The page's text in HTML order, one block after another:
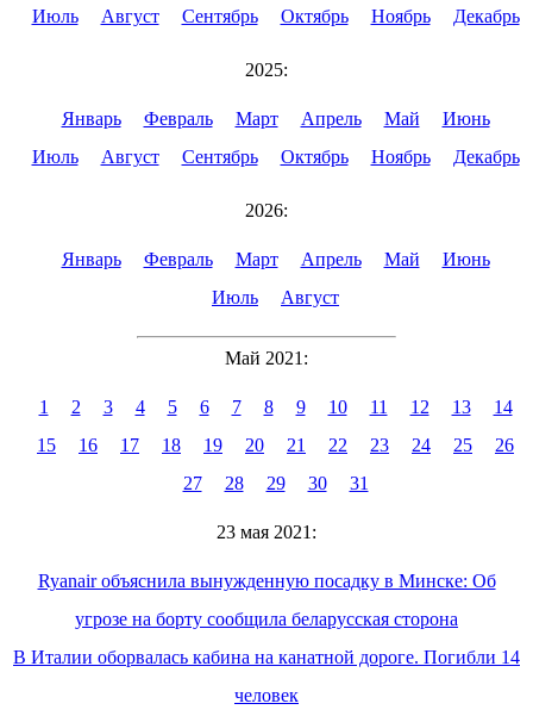
Июль
Август Сентябрь Октябрь Ноябрь Декабрь
2025:
Январь Февраль Март Апрель Май
Июнь
Июль
Август Сентябрь Октябрь Ноябрь Декабрь
2026:
Январь Февраль Март Апрель Май
Июнь
Июль
Август
Май 2021:
1 2 3 4 5 6 7 8 9 10 11 12 13
14
15
16 17 18 19 20 21 22 23 24 25
26
27
28 29 30 31
23 мая 2021:
Ryanair объяснила вынужденную посадку в Минске: Об
угрозе на борту сообщила беларусская сторона
В Италии оборвалась кабина на канатной дороге. Погибли 14
человек